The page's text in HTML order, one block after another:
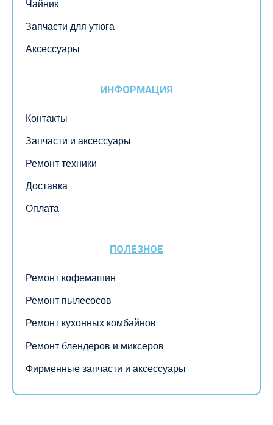
Чайник
Запчасти для утюга
Аксессуары
ИНФОРМАЦИЯ
Контакты
Запчасти и аксессуары
Ремонт техники
Доставка
Оплата
ПОЛЕЗНОЕ
Ремонт кофемашин
Ремонт пылесосов
Ремонт кухонных комбайнов
Ремонт блендеров и миксеров
Фирменные запчасти и аксессуары